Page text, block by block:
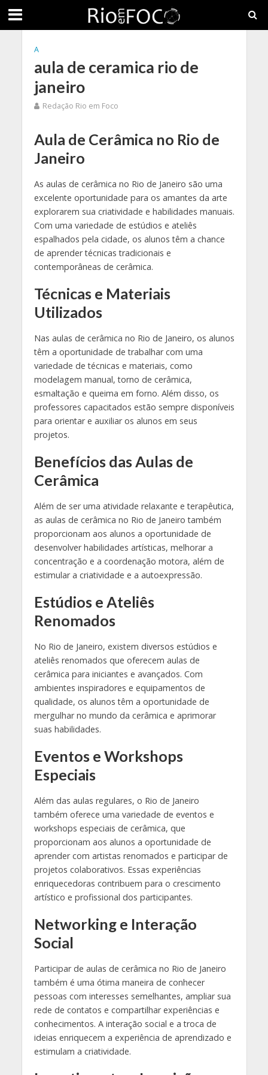
A
aula de ceramica rio de
janeiro
Redação Rio em Foco
Aula de Cerâmica no Rio de
Janeiro
As aulas de cerâmica no Rio de Janeiro são uma
excelente oportunidade para os amantes da arte
explorarem sua criatividade e habilidades manuais.
Com uma variedade de estúdios e ateliês
espalhados pela cidade, os alunos têm a chance
de aprender técnicas tradicionais e
contemporâneas de cerâmica.
Técnicas e Materiais
Utilizados
Nas aulas de cerâmica no Rio de Janeiro, os alunos
têm a oportunidade de trabalhar com uma
variedade de técnicas e materiais, como
modelagem manual, torno de cerâmica,
esmaltação e queima em forno. Além disso, os
professores capacitados estão sempre disponíveis
para orientar e auxiliar os alunos em seus
projetos.
Benefícios das Aulas de
Cerâmica
Além de ser uma atividade relaxante e terapêutica,
as aulas de cerâmica no Rio de Janeiro também
proporcionam aos alunos a oportunidade de
desenvolver habilidades artísticas, melhorar a
concentração e a coordenação motora, além de
estimular a criatividade e a autoexpressão.
Estúdios e Ateliês
Renomados
No Rio de Janeiro, existem diversos estúdios e
ateliês renomados que oferecem aulas de
cerâmica para iniciantes e avançados. Com
ambientes inspiradores e equipamentos de
qualidade, os alunos têm a oportunidade de
mergulhar no mundo da cerâmica e aprimorar
suas habilidades.
Eventos e Workshops
Especiais
Além das aulas regulares, o Rio de Janeiro
também oferece uma variedade de eventos e
workshops especiais de cerâmica, que
proporcionam aos alunos a oportunidade de
aprender com artistas renomados e participar de
projetos colaborativos. Essas experiências
enriquecedoras contribuem para o crescimento
artístico e profissional dos participantes.
Networking e Interação
Social
Participar de aulas de cerâmica no Rio de Janeiro
também é uma ótima maneira de conhecer
pessoas com interesses semelhantes, ampliar sua
rede de contatos e compartilhar experiências e
conhecimentos. A interação social e a troca de
ideias enriquecem a experiência de aprendizado e
estimulam a criatividade.